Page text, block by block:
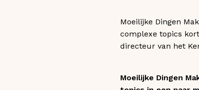
Moeilijke Dingen
complexe topics
directeur van het
Moeilijke Dingen